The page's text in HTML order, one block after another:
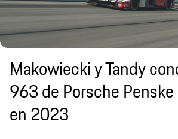
Makowiecki y Tandy
963 de Porsche
en 2023